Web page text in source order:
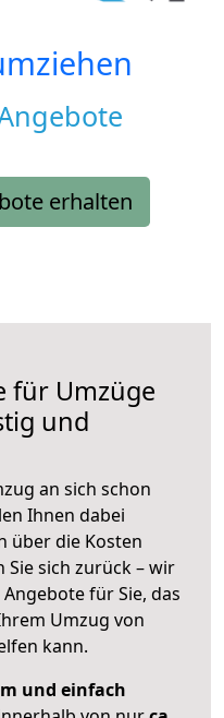
erhalten
für Umzüge
und
an sich schon
Ihnen dabei
über die Kosten
Sie sich zurück – wir
für Sie, das
Umzug von
kann.
und einfach